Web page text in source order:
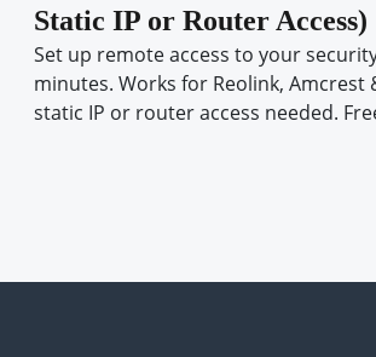
Static IP or Router Access)
Set up remote access to your
minutes. Works for Reolink, Amcrest
static IP or router access needed.